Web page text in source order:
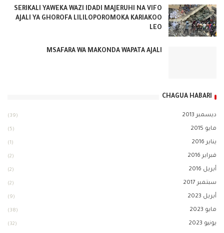
SERIKALI YAWEKA WAZI IDADI MAJERUHI NA VIFO
AJALI YA GHOROFA LILILOPOROMOKA KARIAKOO
LEO
MSAFARA WA MAKONDA WAPATA AJALI
CHAGUA HABARI
ديسمبر 2013 (39)
مايو 2015 (5)
يناير 2016 (1)
فبراير 2016 (2)
أبريل 2016 (2)
سبتمبر 2017 (2)
أبريل 2023 (9)
مايو 2023 (38)
يونيو 2023 (32)